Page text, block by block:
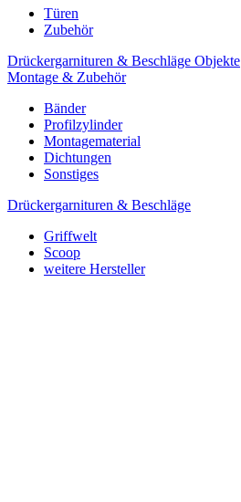
Türen
Zubehör
Drückergarnituren & Beschläge Objekte
Montage & Zubehör
Bänder
Profilzylinder
Montagematerial
Dichtungen
Sonstiges
Drückergarnituren & Beschläge
Griffwelt
Scoop
weitere Hersteller